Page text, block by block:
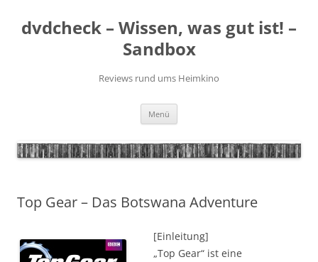
springen
dvdcheck – Wissen, was gut ist! –
Sandbox
Reviews rund ums Heimkino
Menü
Top Gear – Das Botswana Adventure
[Einleitung]
„Top Gear“ ist eine